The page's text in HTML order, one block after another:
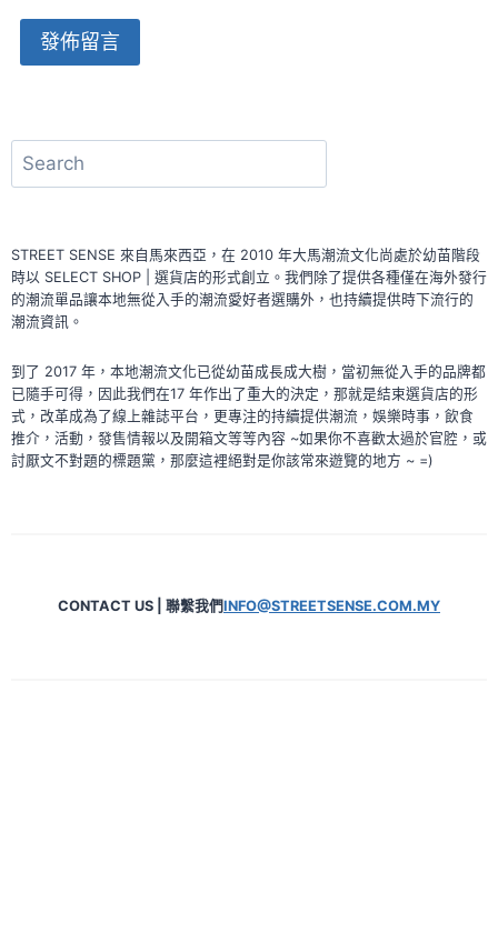
搜
尋
STREET SENSE 來自馬來西亞，在 2010 年大馬潮流文化尚處於幼苗階段
時以 SELECT SHOP | 選貨店的形式創立。我們除了提供各種僅在海外發行
的潮流單品讓本地無從入手的潮流愛好者選購外，也持續提供時下流行的
潮流資訊。
到了 2017 年，本地潮流文化已從幼苗成長成大樹，當初無從入手的品牌都
已隨手可得，因此我們在17 年作出了重大的決定，那就是結束選貨店的形
式，改革成為了線上雜誌平台，更專注的持續提供潮流，娛樂時事，飲食
推介，活動，發售情報以及開箱文等等內容 ~如果你不喜歡太過於官腔，或
討厭文不對題的標題黨，那麼這裡絕對是你該常來遊覽的地方 ~ =)
CONTACT US | 聯繫我們INFO@STREETSENSE.COM.MY